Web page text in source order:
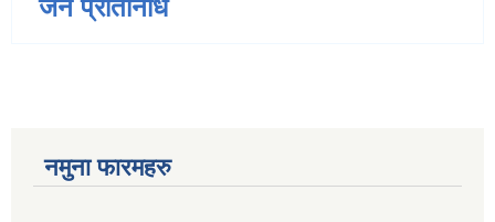
जन प्रतिनिधि
नमुना फारमहरु